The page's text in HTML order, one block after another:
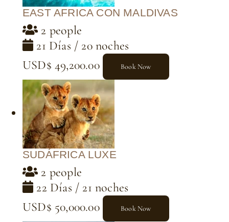
EAST AFRICA CON MALDIVAS
2 people
21 Días / 20 noches
USD$ 49,200.00
Book Now
SUDÁFRICA LUXE
2 people
22 Días / 21 noches
USD$ 50,000.00
Book Now